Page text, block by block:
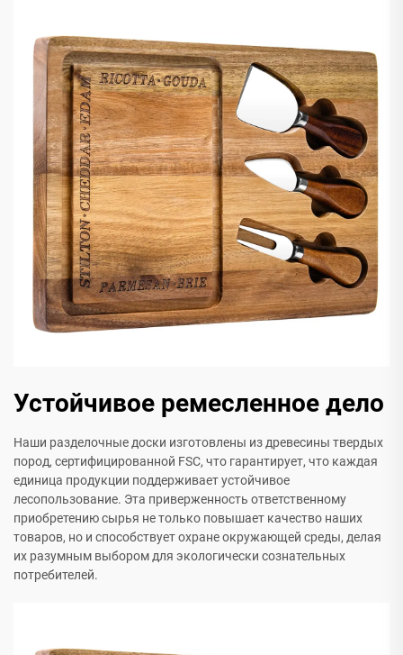
Устойчивое ремесленное дело
Наши разделочные доски изготовлены из древесины твердых
пород, сертифицированной FSC, что гарантирует, что каждая
единица продукции поддерживает устойчивое
лесопользование. Эта приверженность ответственному
приобретению сырья не только повышает качество наших
товаров, но и способствует охране окружающей среды, делая
их разумным выбором для экологически сознательных
потребителей.